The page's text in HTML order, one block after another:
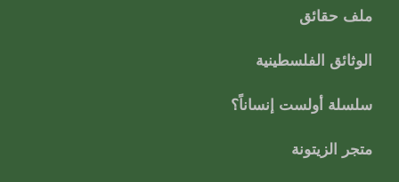
ملف حقائق
الوثائق الفلسطينية
سلسلة أولست إنساناً؟
متجر الزيتونة